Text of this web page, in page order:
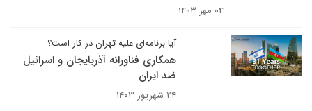
۰۴ مهر ۱۴۰۳
آیا برنامه‌ای علیه تهران در کار است؟
همکاری فناورانه آذربایجان و اسرائیل
ضد ایران
۲۴ شهریور ۱۴۰۳